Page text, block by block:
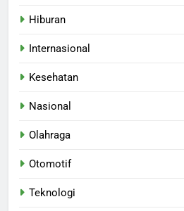
Hiburan
Internasional
Kesehatan
Nasional
Olahraga
Otomotif
Teknologi